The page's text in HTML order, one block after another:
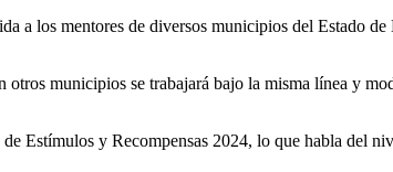
a los mentores de diversos municipios del Estado
municipios se trabajará bajo la misma línea y
Estímulos y Recompensas 2024, lo que habla del